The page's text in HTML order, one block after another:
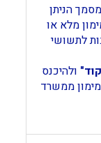
מסמך הניתן
מלא או
לתשושי
ולהיכנס
ממשרד